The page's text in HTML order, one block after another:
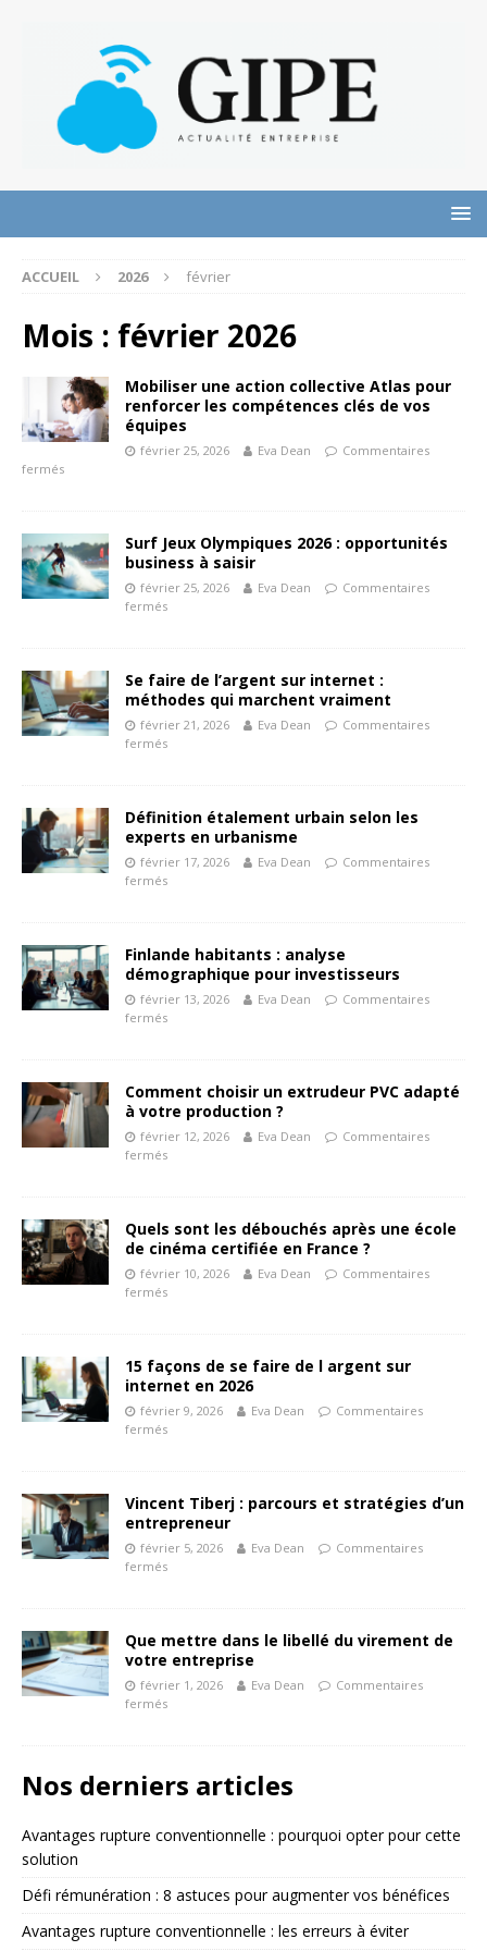
ACCUEIL 2026 février
Mois : février 2026
Mobiliser une action collective Atlas pour
renforcer les compétences clés de vos
équipes
février 25, 2026 Eva Dean
Commentaires
fermés
Surf Jeux Olympiques 2026 : opportunités
business à saisir
février 25, 2026 Eva Dean
Commentaires
fermés
Se faire de l’argent sur internet :
méthodes qui marchent vraiment
février 21, 2026 Eva Dean
Commentaires
fermés
Définition étalement urbain selon les
experts en urbanisme
février 17, 2026 Eva Dean
Commentaires
fermés
Finlande habitants : analyse
démographique pour investisseurs
février 13, 2026 Eva Dean
Commentaires
fermés
Comment choisir un extrudeur PVC adapté
à votre production ?
février 12, 2026 Eva Dean
Commentaires
fermés
Quels sont les débouchés après une école
de cinéma certifiée en France ?
février 10, 2026 Eva Dean
Commentaires
fermés
15 façons de se faire de l argent sur
internet en 2026
février 9, 2026 Eva Dean
Commentaires
fermés
Vincent Tiberj : parcours et stratégies d’un
entrepreneur
février 5, 2026 Eva Dean
Commentaires
fermés
Que mettre dans le libellé du virement de
votre entreprise
février 1, 2026 Eva Dean
Commentaires
fermés
Nos derniers articles
Avantages rupture conventionnelle : pourquoi opter pour cette
solution
Défi rémunération : 8 astuces pour augmenter vos bénéfices
Avantages rupture conventionnelle : les erreurs à éviter